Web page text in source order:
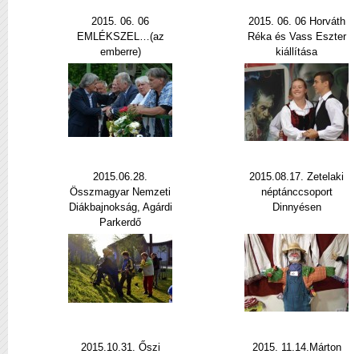
2015. 06. 06
EMLÉKSZEL…(az
emberre)
2015. 06. 06 Horváth
Réka és Vass Eszter
kiállítása
2015.06.28.
Összmagyar Nemzeti
Diákbajnokság, Agárdi
Parkerdő
2015.08.17. Zetelaki
néptánccsoport
Dinnyésen
2015.10.31. Őszi
2015. 11.14.Márton